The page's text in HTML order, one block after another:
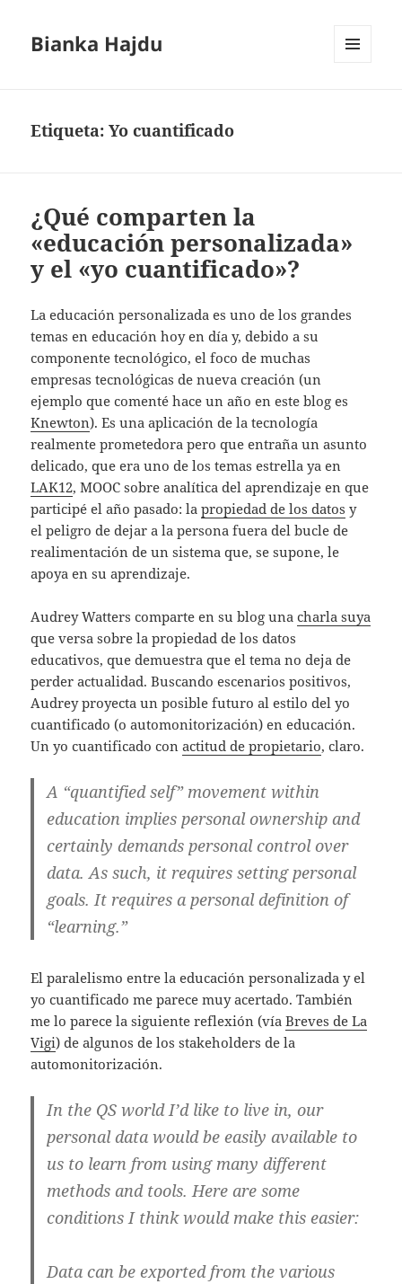
Bianka Hajdu
Etiqueta:Yo cuantificado
¿Qué comparten la
«educación personalizada»
y el «yo cuantificado»?
La educación personalizada es uno de los grandes
temas en educación hoy en día y, debido a su
componente tecnológico, el foco de muchas
empresas tecnológicas de nueva creación (un
ejemplo que comenté hace un año en este blog es
Knewton). Es una aplicación de la tecnología
realmente prometedora pero que entraña un asunto
delicado, que era uno de los temas estrella ya en
LAK12, MOOC sobre analítica del aprendizaje en que
participé el año pasado: lapropiedad de los datos y
el peligro de dejar a la persona fuera del bucle de
realimentación de un sistema que, se supone, le
apoya en su aprendizaje.
Audrey Watters comparte en su blog unacharla suya
que versa sobre la propiedad de los datos
educativos, que demuestra que el tema no deja de
perder actualidad. Buscando escenarios positivos,
Audrey proyecta un posible futuro al estilo del yo
cuantificado (o automonitorización) en educación.
Un yo cuantificado conactitud de propietario, claro.
A “quantified self” movement within
education implies personal ownership and
certainly demands personal control over
data. As such, it requires setting personal
goals. It requires a personal definition of
“learning.”
El paralelismo entre la educación personalizada y el
yo cuantificado me parece muy acertado. También
me lo parece la siguiente reflexión (víaBreves de La
Vigi) de algunos de los stakeholders de la
automonitorización.
In the QS world I’d like to live in, our
personal data would be easily available to
us to learn from using many different
methods and tools. Here are some
conditions I think would make this easier:
Data can be exported from the various